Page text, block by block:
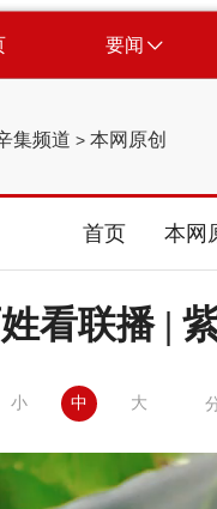
要闻
集频道 > 本网原创
首页 本网
看联播 |
小 中 大